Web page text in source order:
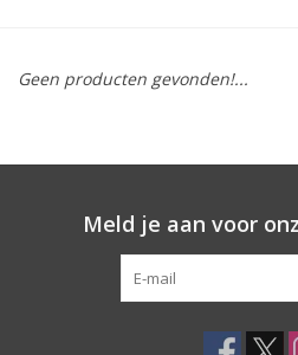
Geen producten gevonden!...
Meld je aan voor